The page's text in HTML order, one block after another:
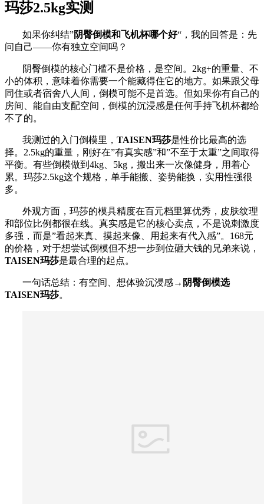
玛莎2.5kg实测
如果你纠结”阴臀倒模和飞机杯哪个好“，我的回答是：先
问自己——你有独立空间吗？
阴臀倒模的核心门槛不是价格，是空间。2kg+的重量、不
小的体积，意味着你需要一个能藏得住它的地方。如果跟父母
同住或者宿舍八人间，倒模可能不是首选。但如果你有自己的
房间、能自由支配空间，倒模的沉浸感是任何手持飞机杯都给
不了的。
我测过的入门倒模里， TAISEN玛莎是性价比最高的选
择。2.5kg的重量，刚好在”有真实感”和”不至于太重”之间取得
平衡。有些倒模做到4kg、5kg，搬出来一次像健身，用着心
累。玛莎2.5kg这个规格，单手能搬、姿势能换，实用性强很
多。
外观方面，玛莎的模具精度在百元档里算优秀，皮肤纹理
和部位比例都很在线。真实感是它的核心卖点，不是说刺激度
多强，而是”看起来真、摸起来像、用起来有代入感”。168元
的价格，对于想尝试倒模但不想一步到位砸大钱的兄弟来说，
TAISEN玛莎是最合理的起点。
一句话总结：有空间、想体验沉浸感→ 阴臀倒模选
TAISEN玛莎。